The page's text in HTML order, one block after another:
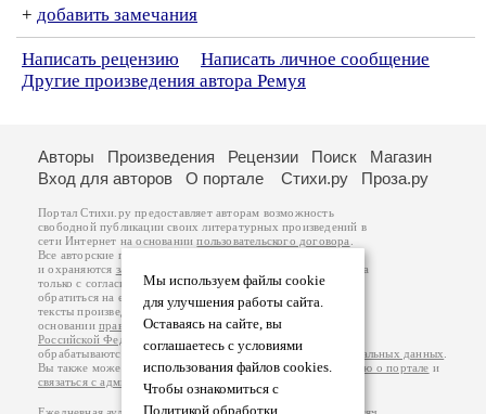
+ добавить замечания
Написать рецензию
Написать личное сообщение
Другие произведения автора Ремуя
Мы используем файлы cookie
для улучшения работы сайта.
Оставаясь на сайте, вы
соглашаетесь с условиями
использования файлов cookies.
Чтобы ознакомиться с
Политикой обработки
Авторы Произведения Рецензии Поиск
Магазин
Вход для авторов
О портале Стихи.ру Проза.ру
Портал Стихи.ру предоставляет авторам возможность
свободной публикации своих литературных произведений в
сети Интернет на основаниипользовательского договора
Все авторские права на произведения принадлежат авторам
и охраняются законом
. Перепечатка произведений возможна
только с согласия его автора, к которому вы можете
обратиться на его авторской странице. Ответственность за
тексты произведений авторы несут самостоятельно на
основанииправил публикацииизаконодательства
Российской Федерации
обрабатываются на основанииПолитики обработки персональных данных
Вы также можете посмотреть более подробнуюинформацию о портале и
связаться с администрацией